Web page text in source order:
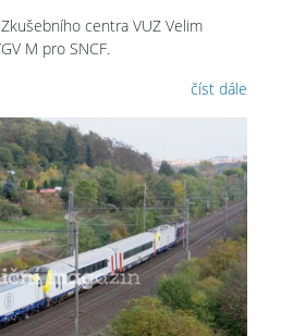
centra VUZ Velim
M pro SNCF.
číst dále